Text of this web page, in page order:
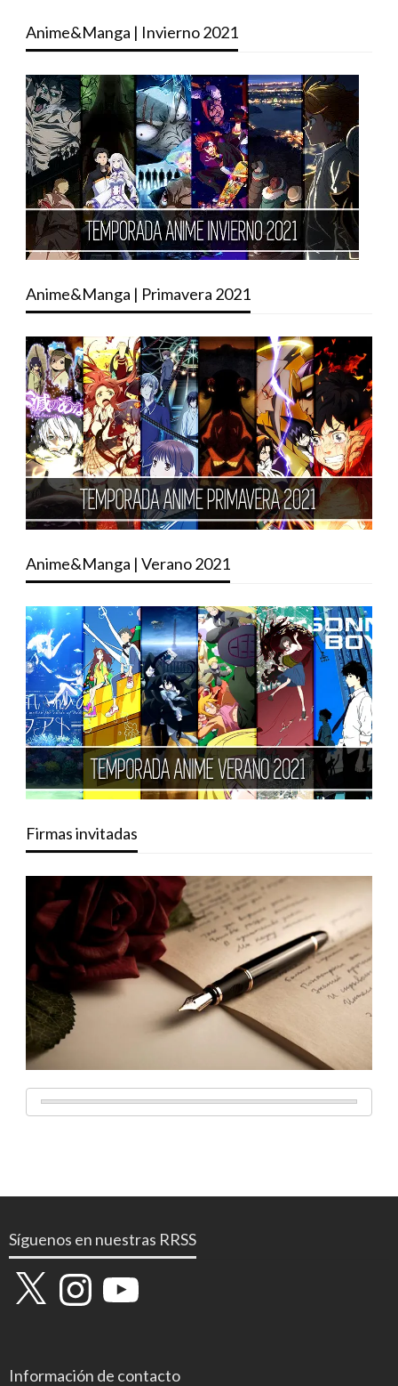
Anime&Manga | Invierno 2021
Anime&Manga | Primavera 2021
Anime&Manga | Verano 2021
Firmas invitadas
Síguenos en nuestras RRSS
X InstagramYouTube
Información de contacto